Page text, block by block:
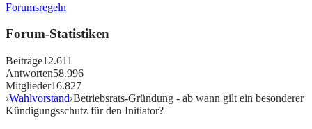
Forumsregeln
Forum-Statistiken
Beiträge12.611
Antworten58.996
Mitglieder16.827
›Wahlvorstand›Betriebsrats-Gründung - ab wann gilt ein besonderer
Kündigungsschutz für den Initiator?